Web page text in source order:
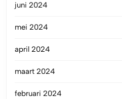
juni 2024
mei 2024
april 2024
maart 2024
februari 2024